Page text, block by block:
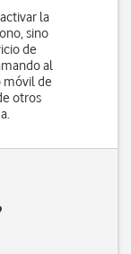
la
sino
de
al
móvil de
otros